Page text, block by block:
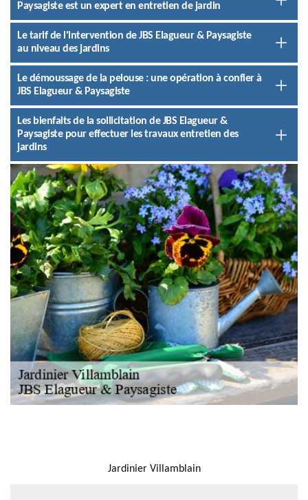
Paysagiste est un expert en entretien de jardin
Le tarif de l'intervention de JBS Elagueur & Paysagiste
au niveau des jardins
Le démoussage de la pelouse : une opération à confier à
JBS Elagueur & Paysagiste
Les bienfaits de la sollicitation de JBS Elagueur &
Paysagiste pour effectuer les travaux entretien des
jardins
Jardinier Villamblain